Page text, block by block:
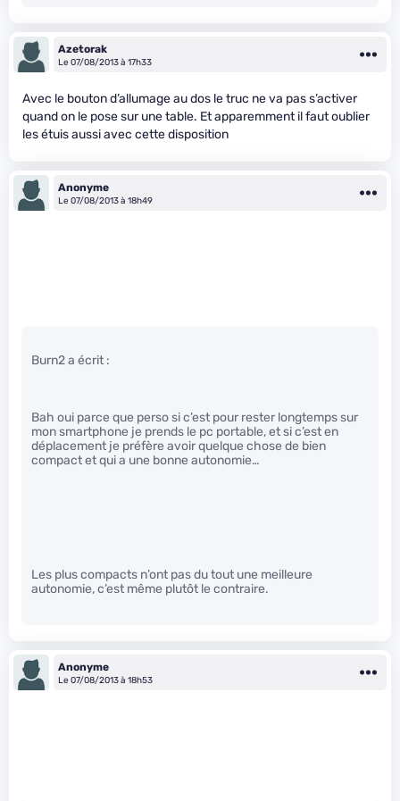
Azetorak
Le 07/08/2013 à 17h33
Avec le bouton d’allumage au dos le truc ne va pas s’activer
quand on le pose sur une table. Et apparemment il faut oublier
les étuis aussi avec cette disposition
Anonyme
Le 07/08/2013 à 18h49
Burn2 a écrit :
Bah oui parce que perso si c’est pour rester longtemps sur
mon smartphone je prends le pc portable, et si c’est en
déplacement je préfère avoir quelque chose de bien
compact et qui a une bonne autonomie…
Les plus compacts n’ont pas du tout une meilleure
autonomie, c’est même plutôt le contraire.
Anonyme
Le 07/08/2013 à 18h53